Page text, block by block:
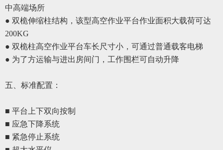
中高端场所
● 双桅伸缩柱结构，该型高空作业平台作业面积大载荷可达
200KG
● 双桅柱高空作业平台车长尺寸小，可通过普通载客电梯
● 为了方运输与进出房间门，工作围栏可自动升降
五、 标准配置 ：
■ 平台上下双向按制
■ 应急下降系统
■ 紧急停止系统